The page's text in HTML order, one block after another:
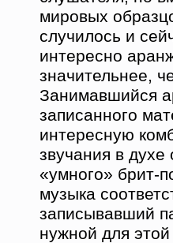
мировых
случилось и
интересно
значительнее,
Занимавшийся
записанного
интересную
звучания в
«умного» брит-
музыка
записывавший
нужной для